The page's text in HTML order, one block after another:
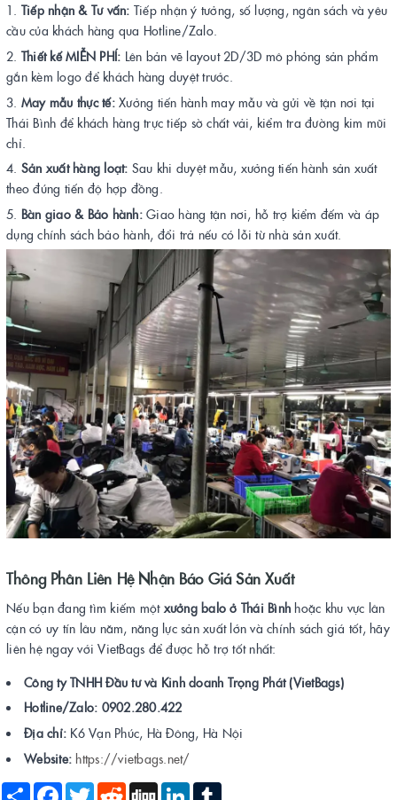
Tiếp nhận & Tư vấn: Tiếp nhận ý tưởng, số lượng, ngân sách và yêu
cầu của khách hàng qua Hotline/Zalo.
Thiết kế MIỄN PHÍ: Lên bản vẽ layout 2D/3D mô phỏng sản phẩm
gắn kèm logo để khách hàng duyệt trước.
May mẫu thực tế:Xưởng tiến hành may mẫu và gửi về tận nơi tại
Thái Bình để khách hàng trực tiếp sờ chất vải, kiểm tra đường kim mũi
chỉ.
Sản xuất hàng loạt: Sau khi duyệt mẫu, xưởng tiến hành sản xuất
theo đúng tiến độ hợp đồng.
Bàn giao & Bảo hành:Giao hàng tận nơi, hỗ trợ kiểm đếm và áp
dụng chính sách bảo hành, đổi trả nếu có lỗi từ nhà sản xuất.
Thông Phân Liên Hệ Nhận Báo Giá Sản Xuất
Nếu bạn đang tìm kiếm một xưởng balo ở Thái Bình hoặc khu vực lân
cận có uy tín lâu năm, năng lực sản xuất lớn và chính sách giá tốt, hãy
liên hệ ngay với VietBags để được hỗ trợ tốt nhất:
Công ty TNHH Đầu tư và Kinh doanh Trọng Phát (VietBags)
Hotline/Zalo: 0902.280.422
Địa chỉ: K6 Vạn Phúc, Hà Đông, Hà Nội
Website: https://vietbags.net/
Share Facebook
Twitter Reddit Digg LinkedIn